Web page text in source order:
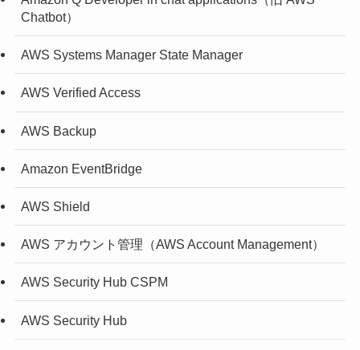
Chatbot）
AWS Systems Manager State Manager
AWS Verified Access
AWS Backup
Amazon EventBridge
AWS Shield
AWS アカウント管理（AWS Account Management）
AWS Security Hub CSPM
AWS Security Hub